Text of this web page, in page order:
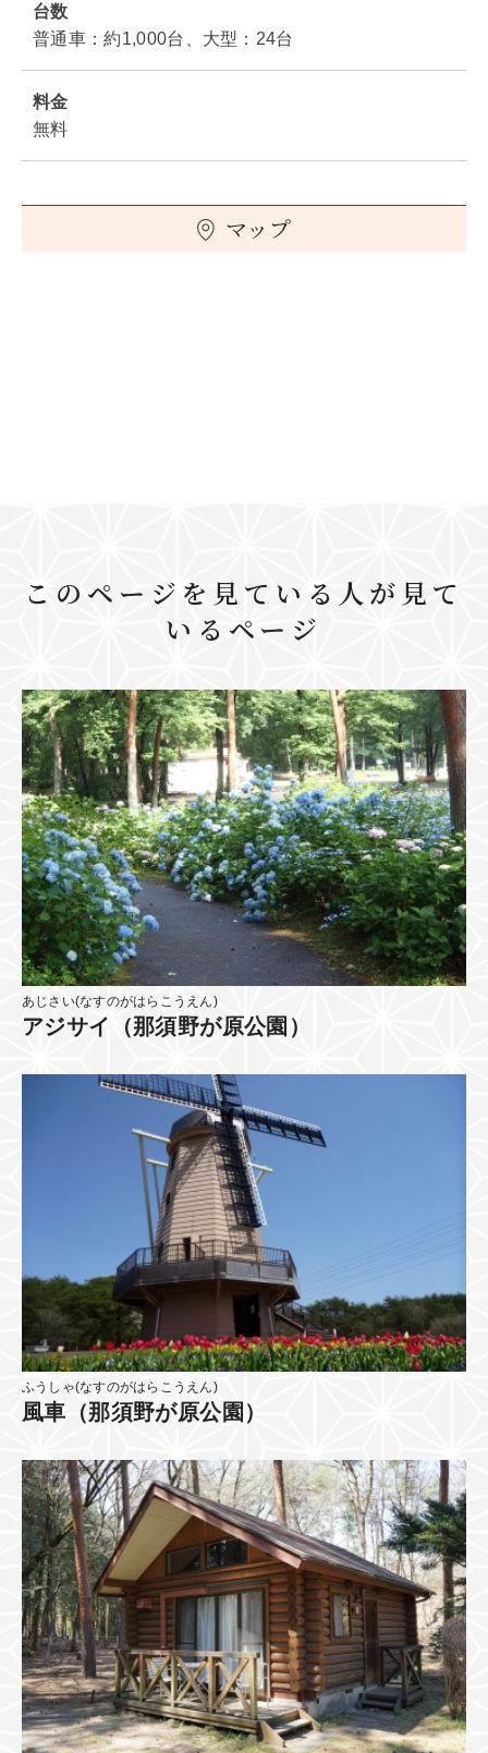
台数
普通車：約1,000台、大型：24台
料金
無料
マップ
このページを見ている人が見て
いるページ
あじさい(なすのがはらこうえん)
アジサイ（那須野が原公園）
ふうしゃ(なすのがはらこうえん)
風車（那須野が原公園）